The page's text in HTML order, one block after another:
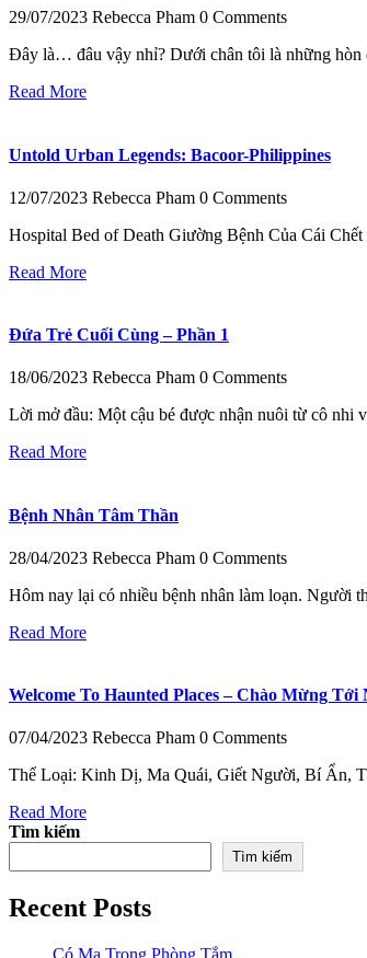
29/07/2023 Rebecca Pham 0 Comments
Đây là… đâu vậy nhỉ? Dưới chân tôi là những hòn
Read More
Untold Urban Legends: Bacoor-Philippines
12/07/2023 Rebecca Pham 0 Comments
Hospital Bed of Death Giường Bệnh Của Cái
Read More
Đứa Trẻ Cuối Cùng – Phần 1
18/06/2023 Rebecca Pham 0 Comments
Lời mở đầu: Một cậu bé được nhận nuôi từ cô nhi
Read More
Bệnh Nhân Tâm Thần
28/04/2023 Rebecca Pham 0 Comments
Hôm nay lại có nhiều bệnh nhân làm loạn. Người
Read More
Welcome To Haunted Places – Chào Mừng
07/04/2023 Rebecca Pham 0 Comments
Thể Loại: Kinh Dị, Ma Quái, Giết Người, Bí Ẩn,
Read More
Tìm kiếm
Tìm kiếm
Recent Posts